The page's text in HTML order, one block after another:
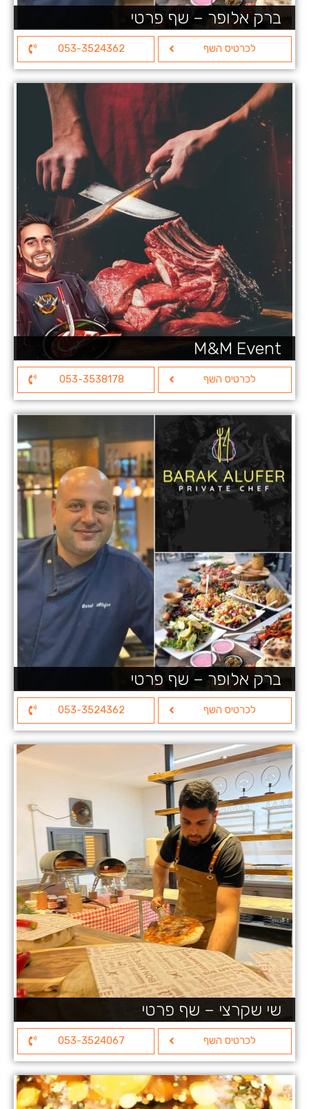
ברק אלופר – שף פרטי
לכרטיס השף 053-3524362
M&M Event
לכרטיס השף 053-3538178
ברק אלופר – שף פרטי
לכרטיס השף 053-3524362
שי שקרצי – שף פרטי
לכרטיס השף 053-3524067